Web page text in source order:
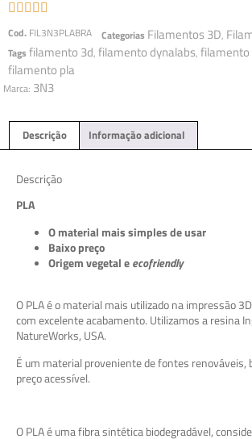
    
Cod. FIL3N3PLABRA Categorias Filamentos 3D,
Tags filamento 3d, filamento dynalabs, filamento
filamento pla
Marca: 3N3
Descrição Informação adicional
Descrição
PLA
O material mais simples de usar
Baixo preço
Origem vegetal eecofriendly
O PLA é o material mais utilizado na impressão
com excelente acabamento. Utilizamos a resina
NatureWorks, USA.
É um material proveniente de fontes renováveis,
preço acessível.
O PLA é uma fibra sintética biodegradável,